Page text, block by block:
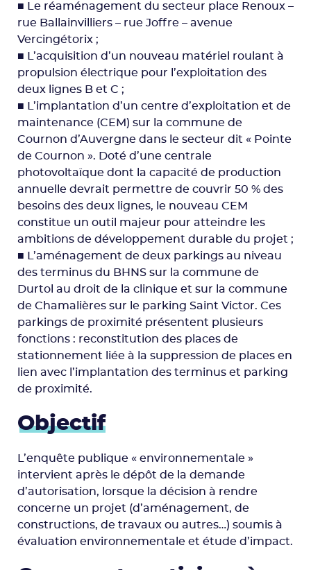
■ Le réaménagement du secteur place Renoux –
rue Ballainvilliers – rue Joffre – avenue
Vercingétorix ;
■ L’acquisition d’un nouveau matériel roulant à
propulsion électrique pour l’exploitation des
deux lignes B et C ;
■ L’implantation d’un centre d’exploitation et de
maintenance (CEM) sur la commune de
Cournon d’Auvergne dans le secteur dit « Pointe
de Cournon ». Doté d’une centrale
photovoltaïque dont la capacité de production
annuelle devrait permettre de couvrir 50 % des
besoins des deux lignes, le nouveau CEM
constitue un outil majeur pour atteindre les
ambitions de développement durable du projet ;
■ L’aménagement de deux parkings au niveau
des terminus du BHNS sur la commune de
Durtol au droit de la clinique et sur la commune
de Chamalières sur le parking Saint Victor. Ces
parkings de proximité présentent plusieurs
fonctions : reconstitution des places de
stationnement liée à la suppression de places en
lien avec l’implantation des terminus et parking
de proximité.
Objectif
L’enquête publique « environnementale »
intervient après le dépôt de la demande
d’autorisation, lorsque la décision à rendre
concerne un projet (d’aménagement, de
constructions, de travaux ou autres…) soumis à
évaluation environnementale et étude d’impact.